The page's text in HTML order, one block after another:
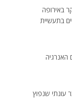
באירופה
בתעשיית
האנרגיה
עונתי שנפוץ